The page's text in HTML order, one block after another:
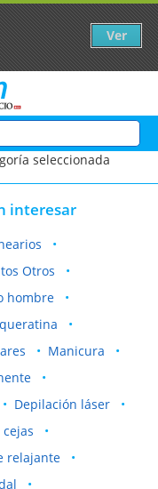
seleccionada
interesar
Otros
hombre
Manicura
Depilación láser
relajante
Ver